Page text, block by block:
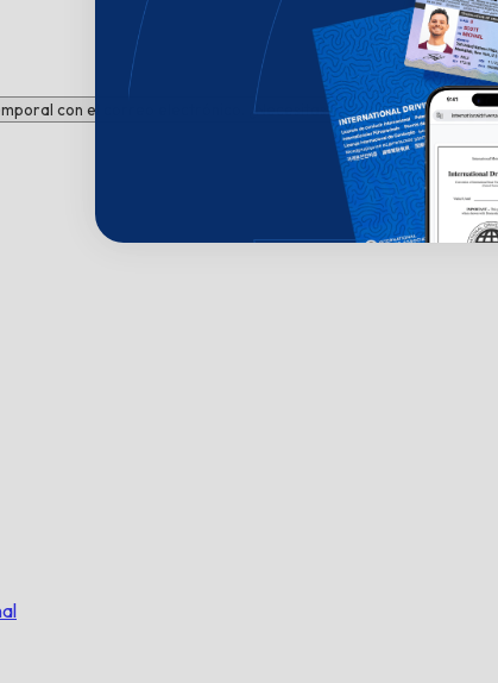
con el correo electrónico. ¿Necesitas ayuda? ¡Chatea con